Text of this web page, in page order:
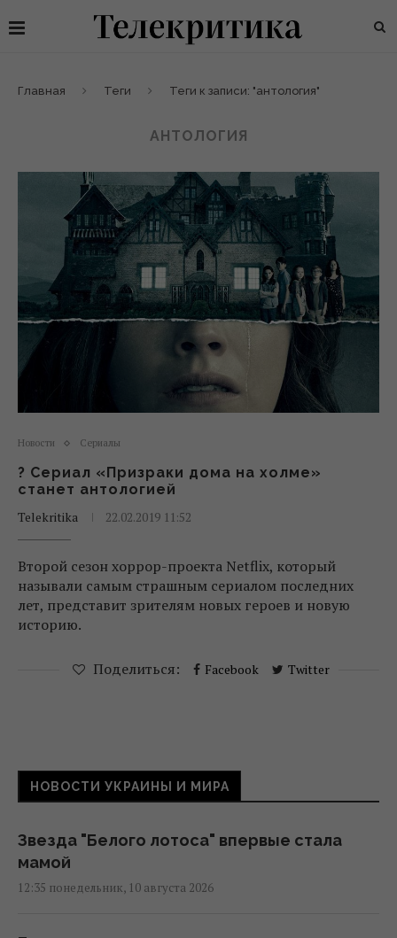
Главная Теги Теги к записи: "антология"
АНТОЛОГИЯ
Новости Сериалы
? Сериал «Призраки дома на холме»
станет антологией
Telekritika
22.02.2019 11:52
Второй сезон хоррор-проекта Netflix, который
называли самым страшным сериалом последних
лет, представит зрителям новых героев и новую
историю.
Поделиться: Facebook Twitter
НОВОСТИ УКРАИНЫ И МИРА
Звезда "Белого лотоса" впервые стала
мамой
12:35 понедельник, 10 августа 2026